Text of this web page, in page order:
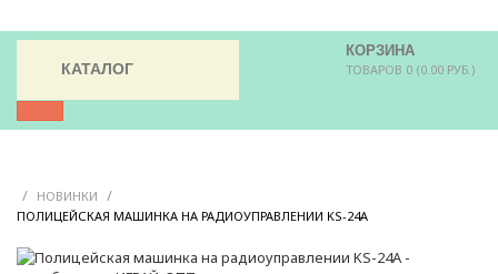
КОРЗИНА
ТОВАРОВ 0 (0.00 РУБ.)
КАТАЛОГ
/ НОВИНКИ /
ПОЛИЦЕЙСКАЯ МАШИНКА НА РАДИОУПРАВЛЕНИИ KS-24A